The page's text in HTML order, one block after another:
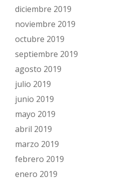
diciembre 2019
noviembre 2019
octubre 2019
septiembre 2019
agosto 2019
julio 2019
junio 2019
mayo 2019
abril 2019
marzo 2019
febrero 2019
enero 2019